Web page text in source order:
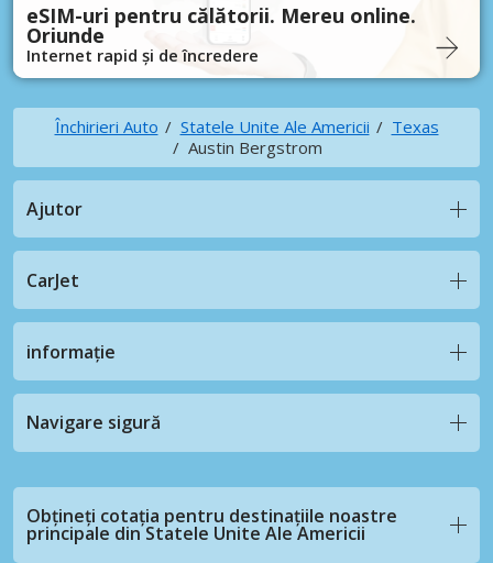
eSIM-uri pentru călătorii. Mereu online.
Oriunde
Internet rapid și de încredere
Închirieri Auto Statele Unite Ale Americii
Texas
Austin Bergstrom
Ajutor
CarJet
informație
Navigare sigură
Obțineți cotația pentru destinațiile noastre
principale din Statele Unite Ale Americii